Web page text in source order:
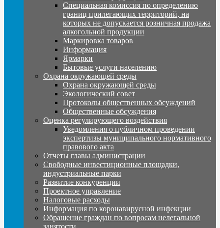
Специальная комиссия по определению
границ прилегающих территорий, на
которых не допускается розничная продажа
алкогольной продукции
Маркировка товаров
Информация
Ярмарки
Бытовые услуги населению
Охрана окружающей среды
Охрана окружающей среды
Экологический совет
Протоколы общественных обсуждений
Общественные обсуждения
Оценка регулирующего воздействия
Уведомления о публичном проведении
экспертизы муниципального нормативного
правового акта
Отчеты главы администрации
Свободные инвестиционные площадки,
индустриальные парки
Развитие конкуренции
Проектное управление
Налоговые расходы
Информация по коронавирусной инфекции
Обращение граждан по вопросам нелегальной
занятости